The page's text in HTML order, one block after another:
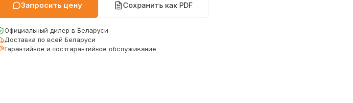
Запросить цену Сохранить как PDF
Официальный дилер в Беларуси
Доставка по всей Беларуси
Гарантийное и постгарантийное обслуживание